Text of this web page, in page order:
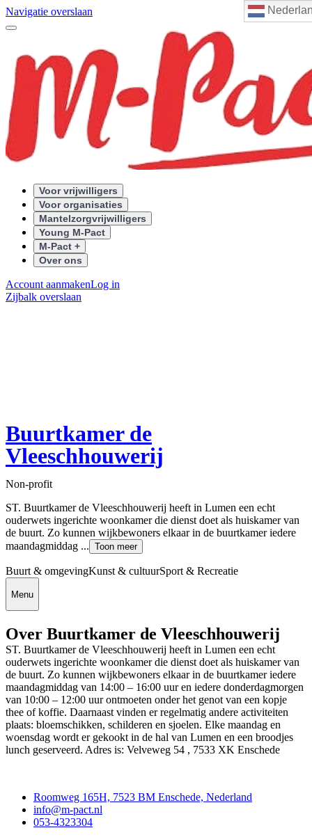
Navigatie overslaan
Voor vrijwilligers
Voor organisaties
Mantelzorgvrijwilligers
Young M-Pact
M-Pact +
Over ons
Account aanmakenLog in
Zijbalk overslaan
Buurtkamer de
Vleeschhouwerij
Non-profit
ST. Buurtkamer de Vleeschhouwerij heeft in Lumen een echt
ouderwets ingerichte woonkamer die dienst doet als huiskamer van
de buurt. Zo kunnen wijkbewoners elkaar in de buurtkamer iedere
maandagmiddag ... Toon meer
Buurt & omgevingKunst & cultuurSport & Recreatie
Menu
Over Buurtkamer de Vleeschhouwerij
ST. Buurtkamer de Vleeschhouwerij heeft in Lumen een echt
ouderwets ingerichte woonkamer die dienst doet als huiskamer van
de buurt. Zo kunnen wijkbewoners elkaar in de buurtkamer iedere
maandagmiddag van 14:00 – 16:00 uur en iedere donderdagmorgen
van 10:00 – 12:00 uur ontmoeten onder het genot van een kopje
thee of koffie. Daarnaast vinden er regelmatig andere activiteiten
plaats: bloemschikken, schilderen en sjoelen. Elke maandag en
woensdag wordt er gekookt in de hal van Lumen en een broodjes
lunch geserveerd. Adres is: Velveweg 54 , 7533 XK Enschede
Roomweg 165H, 7523 BM Enschede, Nederland
info@m-pact.nl
053-4323304